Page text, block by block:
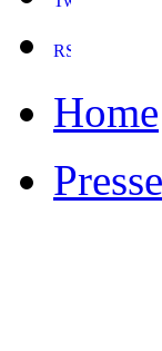
Home